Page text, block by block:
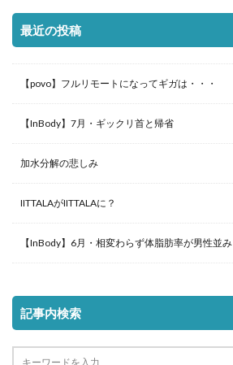
最近の投稿
【povo】フルリモートになってギガは・・・
【InBody】7月・ギックリ首と帰省
加水分解の悲しみ
IITTALAがIITTALAに？
【InBody】6月・相変わらず体脂肪率が男性並み
記事内検索